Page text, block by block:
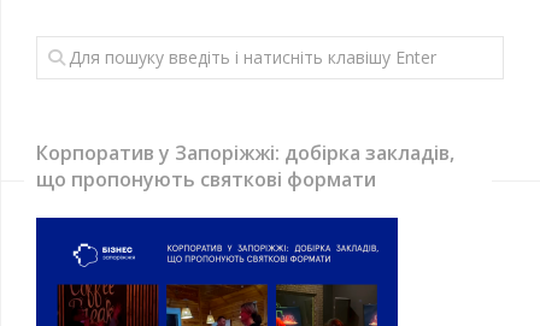
Корпоратив у Запоріжжі: добірка закладів,
що пропонують святкові формати